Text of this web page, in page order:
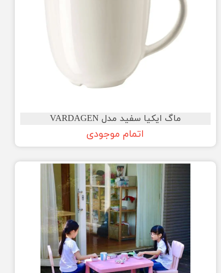
ماگ ایکیا سفید مدل VARDAGEN
اتمام موجودی